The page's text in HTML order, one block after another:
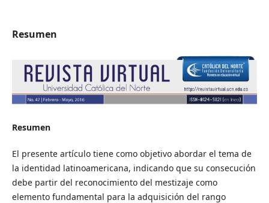
Resumen
Resumen
El presente artículo tiene como objetivo abordar el tema de
la identidad latinoamericana, indicando que su consecución
debe partir del reconocimiento del mestizaje como
elemento fundamental para la adquisición del rango